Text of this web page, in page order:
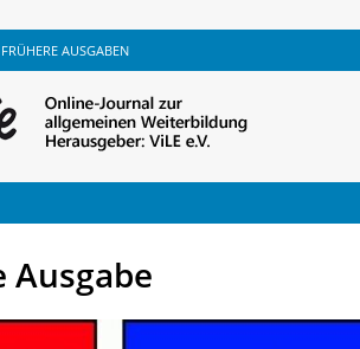
FRÜHERE AUSGABEN
Ausgabe